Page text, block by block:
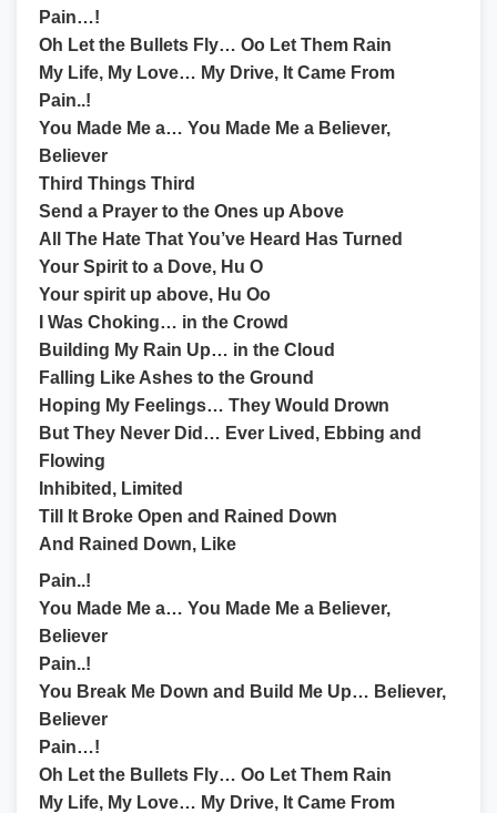
Pain…!
Oh Let the Bullets Fly… Oo Let Them Rain
My Life, My Love… My Drive, It Came From
Pain..!
You Made Me a… You Made Me a Believer,
Believer
Third Things Third
Send a Prayer to the Ones up Above
All The Hate That You’ve Heard Has Turned
Your Spirit to a Dove, Hu O
Your spirit up above, Hu Oo
I Was Choking… in the Crowd
Building My Rain Up… in the Cloud
Falling Like Ashes to the Ground
Hoping My Feelings… They Would Drown
But They Never Did… Ever Lived, Ebbing and
Flowing
Inhibited, Limited
Till It Broke Open and Rained Down
And Rained Down, Like
Pain..!
You Made Me a… You Made Me a Believer,
Believer
Pain..!
You Break Me Down and Build Me Up… Believer,
Believer
Pain…!
Oh Let the Bullets Fly… Oo Let Them Rain
My Life, My Love… My Drive, It Came From